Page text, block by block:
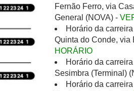
Fernão Ferro, via
General (NOVA) -
Horário da
Quinta do Conde, via
HORÁRIO
Horário da
Sesimbra (Terminal)
Horário da